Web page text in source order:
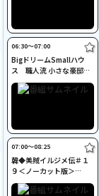
06:30〜07:00
BigドリームSmallハウ
ス 職人流 小さな豪邸
［吹替］
07:00〜08:25
韓◆美賊イルジメ伝＃１
９＜ノーカット版＞
［字］